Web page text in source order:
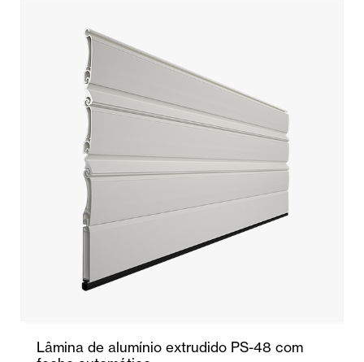
Lâmina de alumínio extrudido PS-48 com